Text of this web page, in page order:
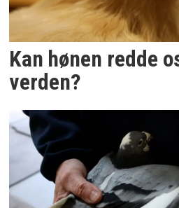
Kan hønen redde
verden?